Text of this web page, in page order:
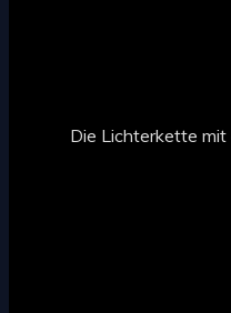
Die Lichterkette